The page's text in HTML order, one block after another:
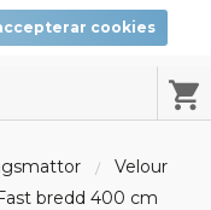
cookies
Velour
bredd 400 cm